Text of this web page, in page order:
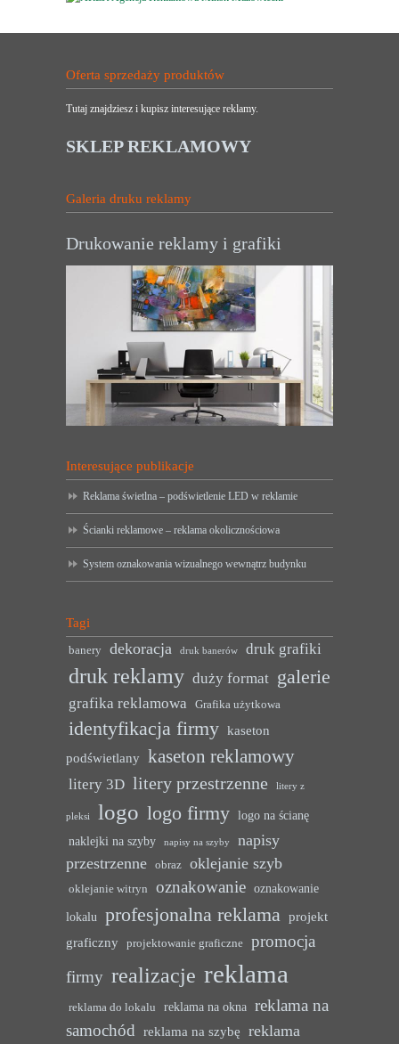
Oferta sprzedaży produktów
Tutaj znajdziesz i kupisz interesujące reklamy.
SKLEP REKLAMOWY
Galeria druku reklamy
Drukowanie reklamy i grafiki
Interesujące publikacje
Reklama świetlna – podświetlenie LED w reklamie
Ścianki reklamowe – reklama okolicznościowa
System oznakowania wizualnego wewnątrz budynku
Tagi
banery dekoracja druk banerów druk grafiki
druk reklamy duży format galerie
grafika reklamowa Grafika użytkowa
identyfikacja firmy kaseton
podświetlany kaseton reklamowy
litery 3D litery przestrzenne litery z
pleksi logo logo firmy logo na ścianę
naklejki na szyby
napisy na szyby
napisy
przestrzenne
obraz oklejanie szyb
oklejanie witryn oznakowanie oznakowanie
lokalu profesjonalna reklama projekt
graficzny
projektowanie graficzne
promocja
firmy realizacje reklama
reklama do lokalu reklama na okna reklama na
samochód reklama na szybę reklama